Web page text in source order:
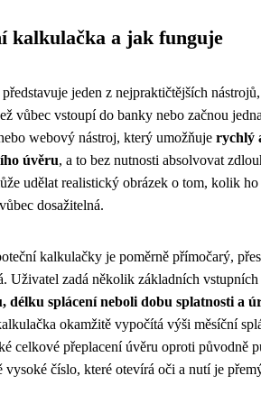
kalkulačka a jak funguje
jeden z nejpraktičtějších
vůbec vstoupí do banky nebo začnou
webový nástroj, který umožňuje rychlý
úvěru, a to bez nutnosti absolvovat
udělat realistický obrázek o tom, kolik
dosažitelná.
kalkulačky je poměrně přímočarý,
Uživatel zadá několik základních
délku splácení neboli dobu splatnosti a
okamžitě vypočítá výši měsíční
celkové přeplacení úvěru oproti původně
číslo, které otevírá oči a nutí je